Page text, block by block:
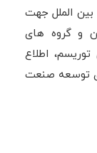
بین الملل جهت
و گروه های
اطلاع
توسعه صنعت